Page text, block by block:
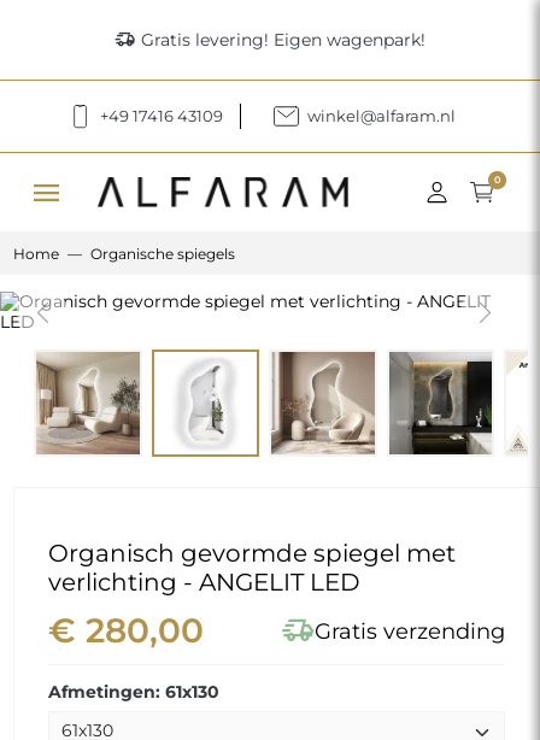
delivery_truck_speed Gratis levering! Eigen wagenpark!
+49 17416 43109 winkel@alfaram.nl
menu 0
Home Organische spiegels
Previous Next
Organisch gevormde spiegel met
verlichting - ANGELIT LED
€ 280,00 delivery_truck_speedGratis verzending
Afmetingen: 61x130